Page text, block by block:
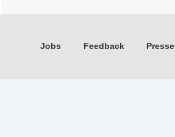
Jobs Feedback Presse